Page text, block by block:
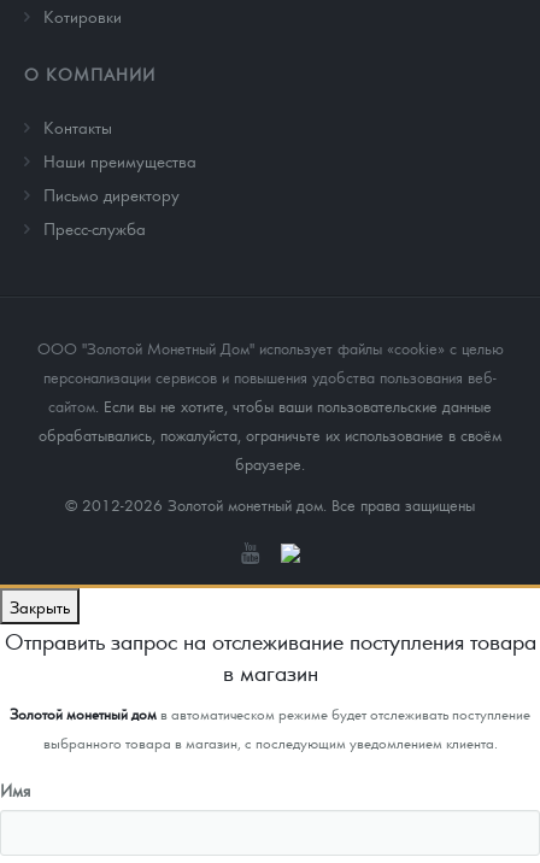
Котировки
О КОМПАНИИ
Контакты
Наши преимущества
Письмо директору
Пресс-служба
ООО "Золотой Монетный Дом" использует файлы «cookie» с целью
персонализации сервисов и повышения удобства пользования веб-
сайтом. Если вы не хотите, чтобы ваши пользовательские данные
обрабатывались, пожалуйста, ограничьте их использование в своём
браузере.
© 2012-2026 Золотой монетный дом. Все права защищены
Закрыть
Отправить запрос на отслеживание поступления товара
в магазин
Золотой монетный домв автоматическом режиме будет отслеживать поступление
выбранного товара в магазин, с последующим уведомлением клиента.
Имя